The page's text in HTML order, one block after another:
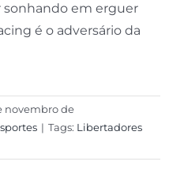
sonhando em erguer
é o adversário da
novembro de
| Tags: Libertadores